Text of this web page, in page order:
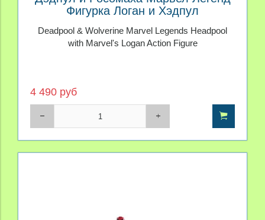
Фигурка Логан и Хэдпул
Deadpool & Wolverine Marvel Legends Headpool
with Marvel's Logan Action Figure
4 490 руб